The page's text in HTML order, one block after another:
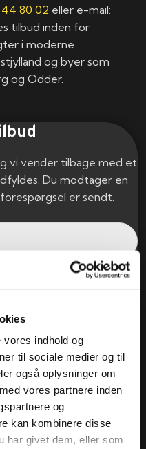
indhold og
til sociale medier og til
også oplysninger om
vores partnere inden
og
kan kombinere disse
har givet dem, eller som
44 80 02 eller e-mail:
tilbud inden for
i moderne
og byer som
og Odder.​
vi vender tilbage med et
Du modtager en
er sendt.